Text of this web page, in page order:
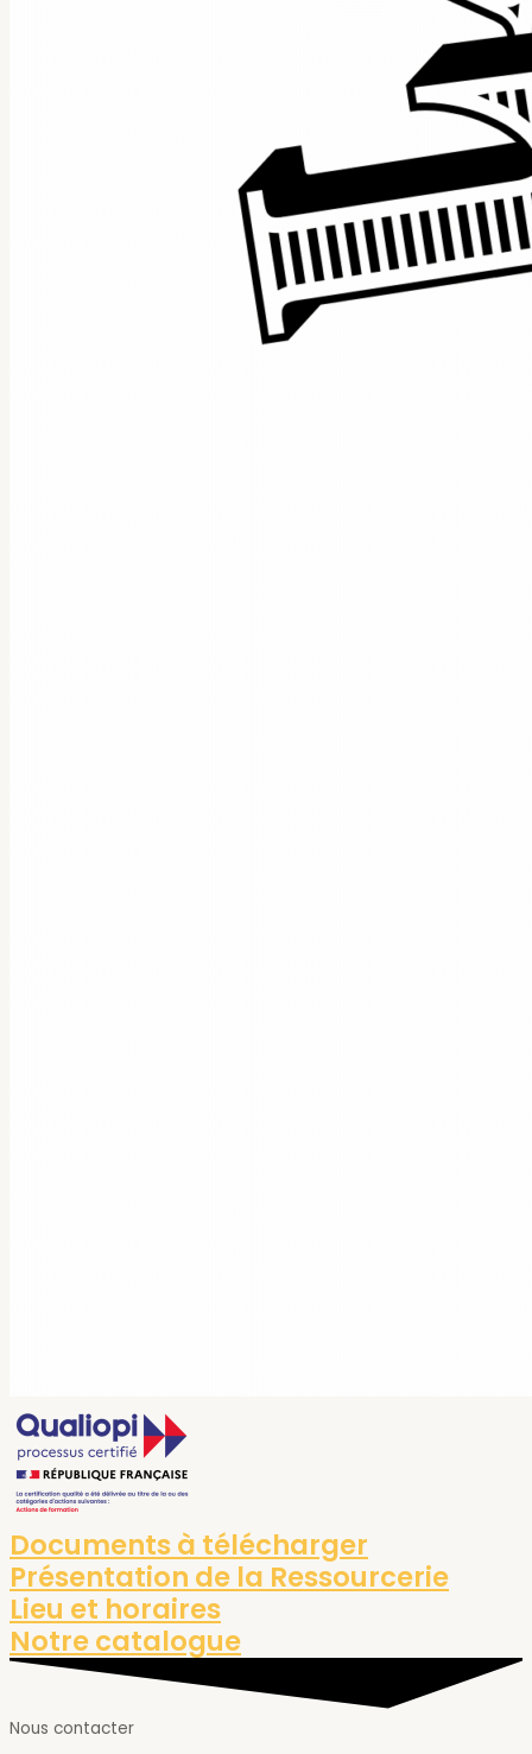
Documents à télécharger
Présentation de la Ressourcerie
Lieu et horaires
Notre catalogue
Nous contacter